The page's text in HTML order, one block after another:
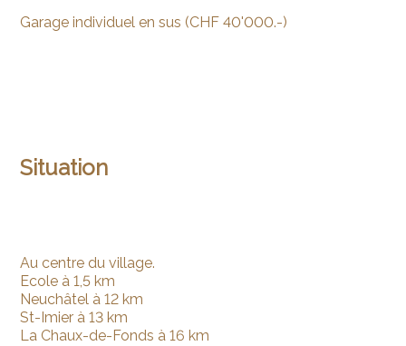
Garage individuel en sus (CHF 40'000.-)
Situation
Au centre du village.
Ecole à 1,5 km
Neuchâtel à 12 km
St-Imier à 13 km
La Chaux-de-Fonds à 16 km